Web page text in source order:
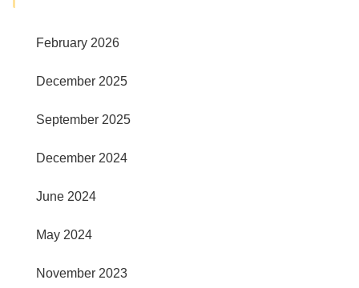
February 2026
December 2025
September 2025
December 2024
June 2024
May 2024
November 2023